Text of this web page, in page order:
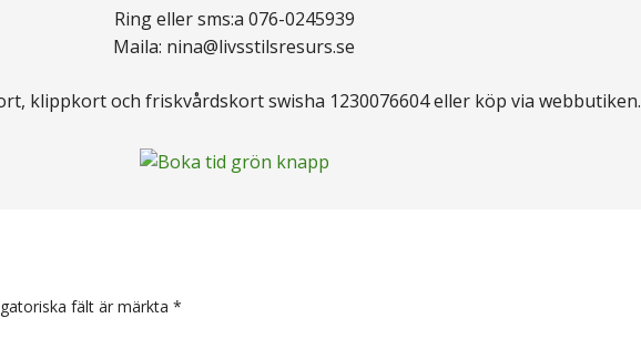
Ring eller sms:a 076-0245939
Maila: nina@livsstilsresurs.se
klippkort och friskvårdskort swisha 1230076604 eller köp via webbutiken.
fält är märkta *